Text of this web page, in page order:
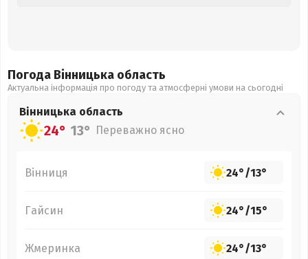
Погода Вінницька область
Актуальна інформація про погоду та атмосферні умови на сьогодні
Вінницька область
24° 13° Переважно ясно
Вінниця 24°/13°
Гайсин 24°/15°
Жмеринка 24°/13°